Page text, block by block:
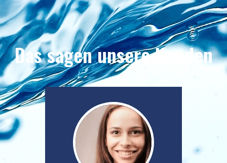
Das sagen unsere Kunden